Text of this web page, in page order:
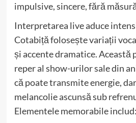
impulsive, sincere, fără
Interpretarea live aduce
Cotabiță folosește variații
și accente dramatice. Această
reper al show-urilor sale din
că poate transmite energie,
melancolie ascunsă sub
Elementele memorabile includ: